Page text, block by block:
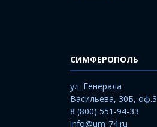
СИМФЕРОПОЛЬ
ул. Генерала
Васильева, 30Б, оф.3
8 (800) 551-94-33
info@um-74.ru